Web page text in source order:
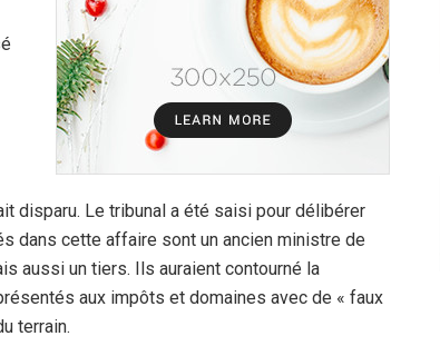
disparu. Le tribunal a été saisi pour délibérer
dans cette affaire sont un ancien ministre de
aussi un tiers. Ils auraient contourné la
aux impôts et domaines avec de « faux
terrain.